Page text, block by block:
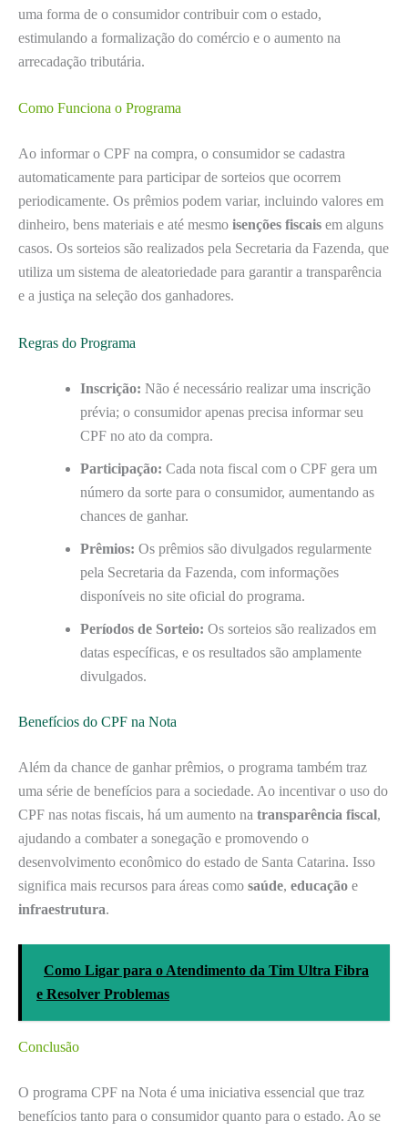
uma forma de o consumidor contribuir com o estado,
estimulando a formalização do comércio e o aumento na
arrecadação tributária.
Como Funciona o Programa
Ao informar o CPF na compra, o consumidor se cadastra
automaticamente para participar de sorteios que ocorrem
periodicamente. Os prêmios podem variar, incluindo valores em
dinheiro, bens materiais e até mesmo isenções fiscais em alguns
casos. Os sorteios são realizados pela Secretaria da Fazenda, que
utiliza um sistema de aleatoriedade para garantir a transparência
e a justiça na seleção dos ganhadores.
Regras do Programa
Inscrição: Não é necessário realizar uma inscrição
prévia; o consumidor apenas precisa informar seu
CPF no ato da compra.
Participação: Cada nota fiscal com o CPF gera um
número da sorte para o consumidor, aumentando as
chances de ganhar.
Prêmios: Os prêmios são divulgados regularmente
pela Secretaria da Fazenda, com informações
disponíveis no site oficial do programa.
Períodos de Sorteio: Os sorteios são realizados em
datas específicas, e os resultados são amplamente
divulgados.
Benefícios do CPF na Nota
Além da chance de ganhar prêmios, o programa também traz
uma série de benefícios para a sociedade. Ao incentivar o uso do
CPF nas notas fiscais, há um aumento na transparência fiscal,
ajudando a combater a sonegação e promovendo o
desenvolvimento econômico do estado de Santa Catarina. Isso
significa mais recursos para áreas como saúde, educação e
infraestrutura.
Como Ligar para o Atendimento da Tim Ultra Fibra
e Resolver Problemas
Conclusão
O programa CPF na Nota é uma iniciativa essencial que traz
benefícios tanto para o consumidor quanto para o estado. Ao se